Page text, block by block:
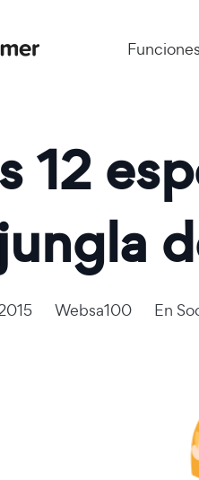
Funciones
12
Websa100 En